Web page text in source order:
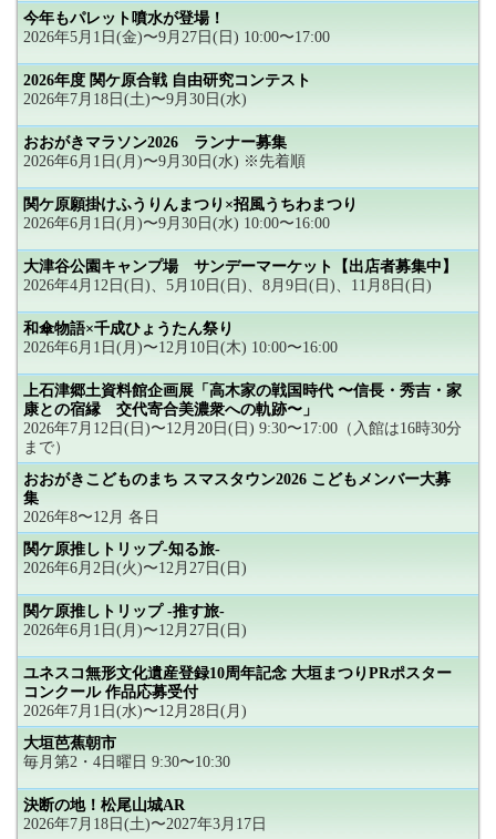
今年もパレット噴水が登場！
2026年5月1日(金)〜9月27日(日) 10:00〜17:00
2026年度 関ケ原合戦 自由研究コンテスト
2026年7月18日(土)〜9月30日(水)
おおがきマラソン2026 ランナー募集
2026年6月1日(月)〜9月30日(水) ※先着順
関ケ原願掛けふうりんまつり×招風うちわまつり
2026年6月1日(月)〜9月30日(水) 10:00〜16:00
大津谷公園キャンプ場 サンデーマーケット【出店者募集中】
2026年4月12日(日)、5月10日(日)、8月9日(日)、11月8日(日)
和傘物語×千成ひょうたん祭り
2026年6月1日(月)〜12月10日(木) 10:00〜16:00
上石津郷土資料館企画展「高木家の戦国時代 〜信長・秀吉・家
康との宿縁 交代寄合美濃衆への軌跡〜」
2026年7月12日(日)〜12月20日(日) 9:30〜17:00（入館は16時30分
まで）
おおがきこどものまち スマスタウン2026 こどもメンバー大募
集
2026年8〜12月 各日
関ケ原推しトリップ-知る旅-
2026年6月2日(火)〜12月27日(日)
関ケ原推しトリップ -推す旅-
2026年6月1日(月)〜12月27日(日)
ユネスコ無形文化遺産登録10周年記念 大垣まつりPRポスター
コンクール 作品応募受付
2026年7月1日(水)〜12月28日(月)
大垣芭蕉朝市
毎月第2・4日曜日 9:30〜10:30
決断の地！松尾山城AR
2026年7月18日(土)〜2027年3月17日